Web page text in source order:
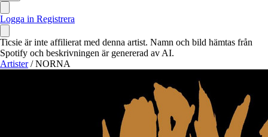
Logga in Registrera
Ticsie är inte affilierat med denna artist. Namn och bild hämtas från
Spotify och beskrivningen är genererad av AI.
Artister / NORNA